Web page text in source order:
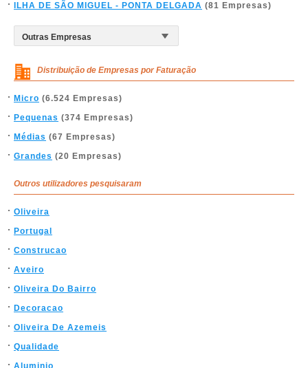
ILHA DE SÃO MIGUEL - PONTA DELGADA (81 Empresas)
Distribuição de Empresas por Faturação
Micro (6.524 Empresas)
Pequenas (374 Empresas)
Médias (67 Empresas)
Grandes (20 Empresas)
Outros utilizadores pesquisaram
Oliveira
Portugal
Construcao
Aveiro
Oliveira Do Bairro
Decoracao
Oliveira De Azemeis
Qualidade
Aluminio